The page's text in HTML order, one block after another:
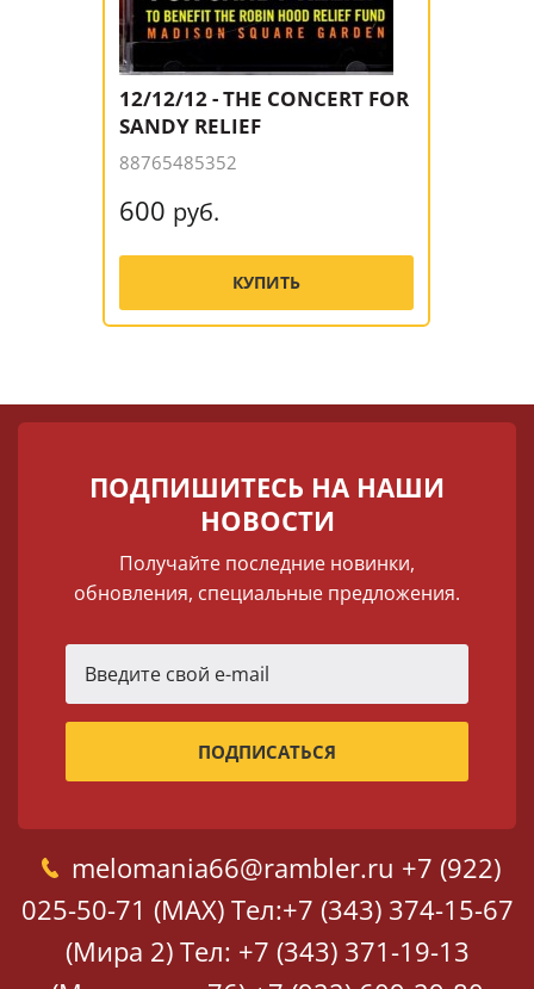
12/12/12 - THE CONCERT FOR
SANDY RELIEF
88765485352
600 руб.
КУПИТЬ
ПОДПИШИТЕСЬ НА НАШИ
НОВОСТИ
Получайте последние новинки,
обновления, специальные предложения.
melomania66@rambler.ru +7 (922)
025-50-71 (MAX) Тел:+7 (343) 374-15-67
(Мира 2) Тел: +7 (343) 371-19-13